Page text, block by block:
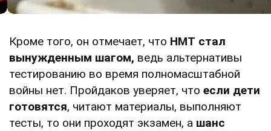
Кроме того, он отмечает, что НМТ стал
вынужденным шагом, ведь альтернативы
тестированию во время полномасштабной
войны нет. Пройдаков уверяет, что если дети
готовятся, читают материалы, выполняют
тесты, то они проходят экзамен, а шанс